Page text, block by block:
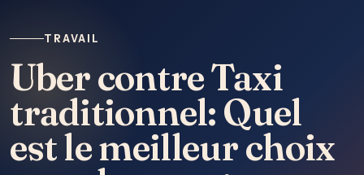
TRAVAIL
Uber contre Taxi
traditionnel: Quel
est le meilleur choix